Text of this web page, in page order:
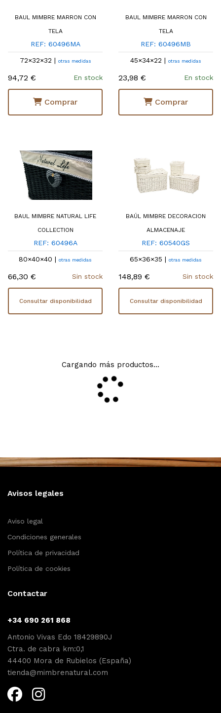
BAUL MIMBRE MARRON CON
TELA
REF: 60496MA
72×32×32 | otras medidas
94,72 € En stock
Comprar
BAUL MIMBRE MARRON CON
TELA
REF: 60496MB
45×34×22 | otras medidas
23,98 € En stock
Comprar
BAUL MIMBRE NATURAL LIFE
COLLECTION
REF: 60496A
80×40×40 | otras medidas
66,30 € Sin stock
Consultar disponibilidad
BAÚL MIMBRE DECORACION
ALMACENAJE
REF: 60540GS
65×36×35 | otras medidas
148,89 € Sin stock
Consultar disponibilidad
Cargando más productos...
Avisos legales
Aviso legal
Condiciones generales
Política de privacidad
Política de cookies
Contactar
+34 690 261 868
Antonio Vivas Edo 18429890J
Ctra. de cabra km:0,1
44400 Mora de Rubielos (España)
tienda@mimbrenatural.com